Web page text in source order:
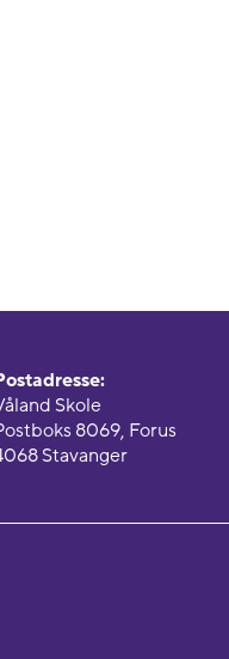
Skole
8069, Forus
Stavanger